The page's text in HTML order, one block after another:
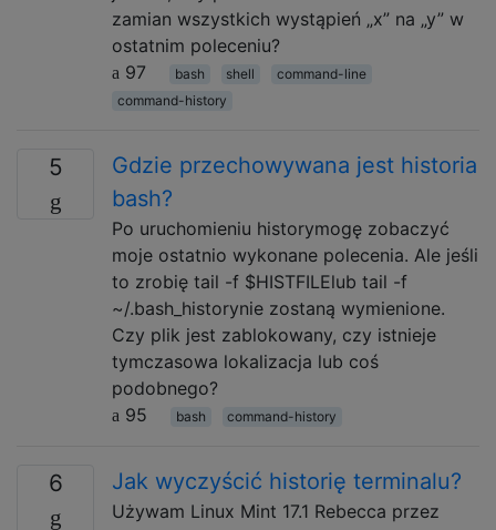
zamian wszystkich wystąpień „x” na „y” w
ostatnim poleceniu?
97
bash shell
command-line
command-history
5
Gdzie przechowywana jest historia
bash?
Po uruchomieniu historymogę zobaczyć
moje ostatnio wykonane polecenia. Ale jeśli
to zrobię tail -f $HISTFILElub tail -f
~/.bash_historynie zostaną wymienione.
Czy plik jest zablokowany, czy istnieje
tymczasowa lokalizacja lub coś
podobnego?
95
bash command-history
6 Jak wyczyścić historię terminalu?
Używam Linux Mint 17.1 Rebecca przez